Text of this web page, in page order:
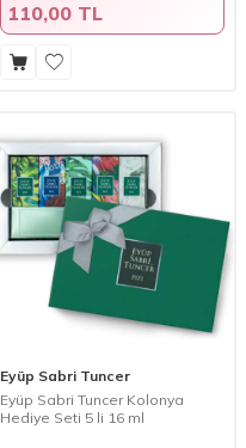
110,00 TL
Eyüp Sabri Tuncer
Eyüp Sabri Tuncer Kolonya
Hediye Seti 5 li 16 ml